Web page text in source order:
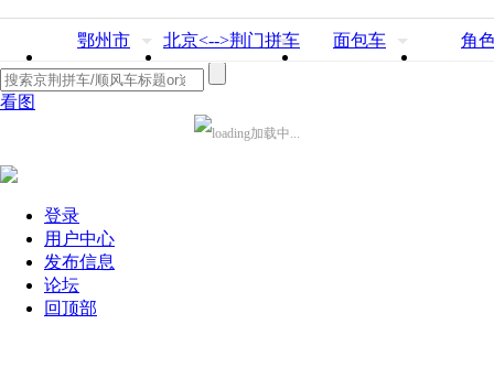
鄂州市 北京<-->荆门拼车 面包车 角
看图
加载中...
登录
用户中心
发布信息
论坛
回顶部